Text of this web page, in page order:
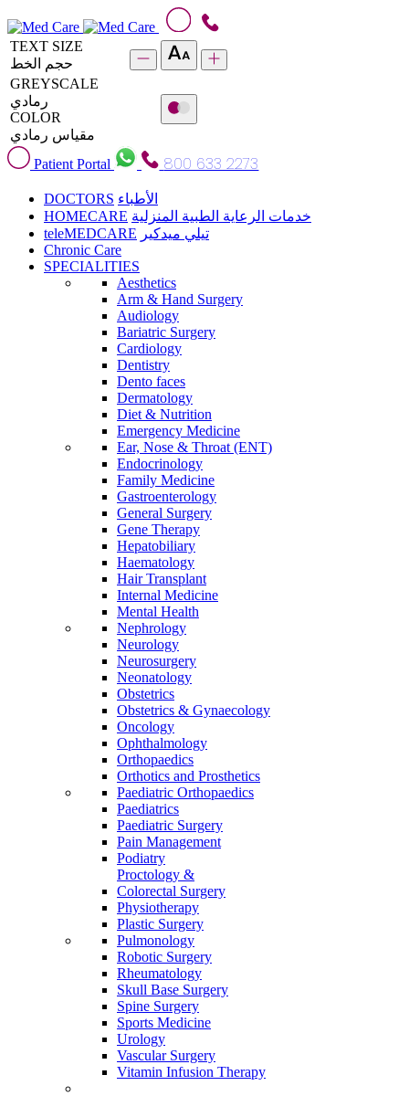
TEXT SIZE
حجم الخط
GREYSCALE
رمادي
COLOR
مقياس رمادي
Patient Portal
800 633 2273
DOCTORS الأطباء
HOMECARE خدمات الرعاية الطبية المنزلية
teleMEDCARE تيلي ميدكير
Chronic Care
SPECIALITIES
Aesthetics
Arm & Hand Surgery
Audiology
Bariatric Surgery
Cardiology
Dentistry
Dento faces
Dermatology
Diet & Nutrition
Emergency Medicine
Ear, Nose & Throat (ENT)
Endocrinology
Family Medicine
Gastroenterology
General Surgery
Gene Therapy
Hepatobiliary
Haematology
Hair Transplant
Internal Medicine
Mental Health
Nephrology
Neurology
Neurosurgery
Neonatology
Obstetrics
Obstetrics & Gynaecology
Oncology
Ophthalmology
Orthopaedics
Orthotics and Prosthetics
Paediatric Orthopaedics
Paediatrics
Paediatric Surgery
Pain Management
Podiatry
Proctology &
Colorectal Surgery
Physiotherapy
Plastic Surgery
Pulmonology
Robotic Surgery
Rheumatology
Skull Base Surgery
Spine Surgery
Sports Medicine
Urology
Vascular Surgery
Vitamin Infusion Therapy